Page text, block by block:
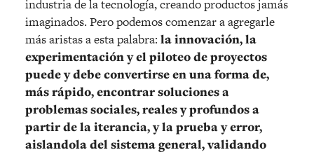
industria de la tecnología, creando productos jamás
imaginados. Pero podemos comenzar a agregarle
más aristas a esta palabra: la innovación, la
experimentación y el piloteo de proyectos
puede y debe convertirse en una forma de,
más rápido, encontrar soluciones a
problemas sociales, reales y profundos a
partir de la iterancia, y la prueba y error,
aislandola del sistema general, validando